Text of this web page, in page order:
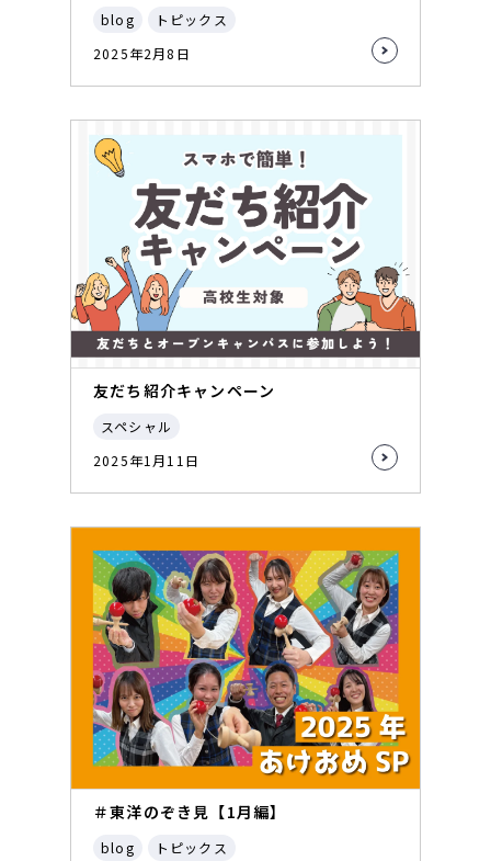
blog
トピックス
2025年2月8日
友だち紹介キャンペーン
スペシャル
2025年1月11日
＃東洋のぞき見【1月編】
blog
トピックス